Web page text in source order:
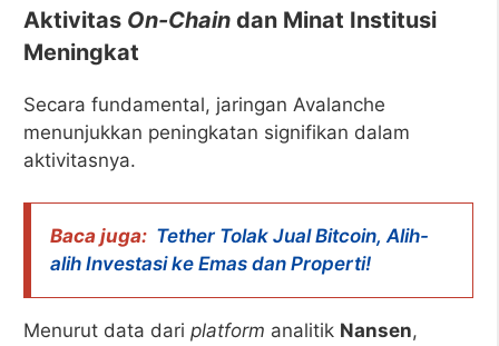
Aktivitas On-Chain dan Minat Institusi
Meningkat
Secara fundamental, jaringan Avalanche
menunjukkan peningkatan signifikan dalam
aktivitasnya.
Baca juga: Tether Tolak Jual Bitcoin, Alih-
alih Investasi ke Emas dan Properti!
Menurut data dari platform analitik Nansen,